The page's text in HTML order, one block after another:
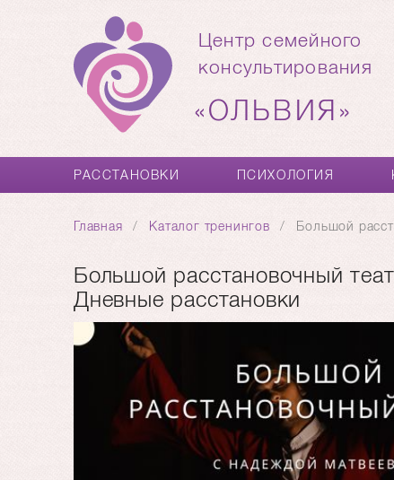
Центр семейного
консультирования
«ОЛЬВИЯ»
РАССТАНОВКИ ПСИХОЛОГИЯ
Главная Каталог тренингов Большой
Большой расстановочный
Дневные расстановки